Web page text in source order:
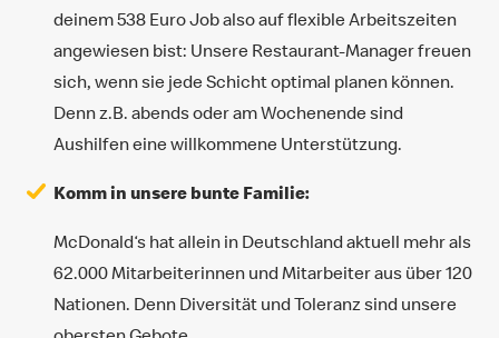
deinem 538 Euro Job also auf flexible Arbeitszeiten
angewiesen bist: Unsere Restaurant-Manager freuen
sich, wenn sie jede Schicht optimal planen können.
Denn z.B. abends oder am Wochenende sind
Aushilfen eine willkommene Unterstützung.
Komm in unsere bunte Familie:
McDonald‘s hat allein in Deutschland aktuell mehr als
62.000 Mitarbeiterinnen und Mitarbeiter aus über 120
Nationen. Denn Diversität und Toleranz sind unsere